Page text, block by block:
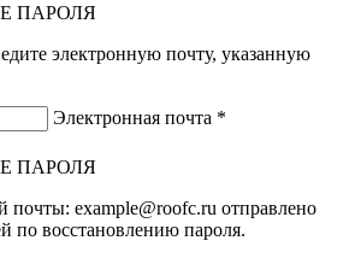
ПАРОЛЯ
электронную почту, указанную
Электронная почта *
ПАРОЛЯ
почты: example@roofc.ru отправлено
по восстановлению пароля.